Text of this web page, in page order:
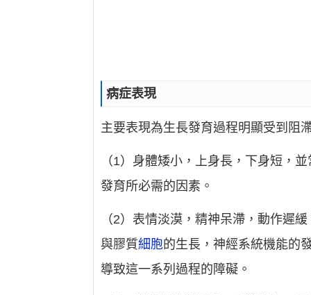
病症表現
主要表現為生長發育過程明顯受到阻
（1）身體矮小，上身長，下身短，
發育所必需的因素。
（2）表情淡漠，精神呆滯，動作遲
與膠質細胞的生長，神經系統機能的
導致這一系列過程的障礙。